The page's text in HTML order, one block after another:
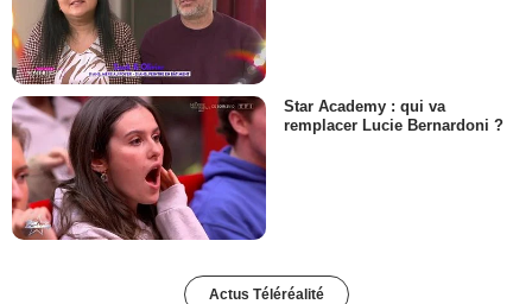
Star Academy : qui va
remplacer Lucie Bernardoni ?
Actus Téléréalité